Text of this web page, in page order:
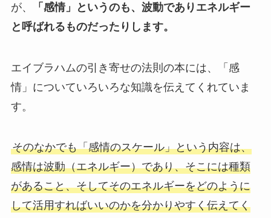
が、
「感情」というのも、波動でありエネルギー
と呼ばれるものだったりします。
エイブラハムの引き寄せの法則の本には、「感
情」についていろいろな知識を伝えてくれていま
す。
そのなかでも「感情のスケール」という内容は、
感情は波動（エネルギー）であり、そこには種類
があること、そしてそのエネルギーをどのように
して活用すればいいのかを分かりやすく伝えてく